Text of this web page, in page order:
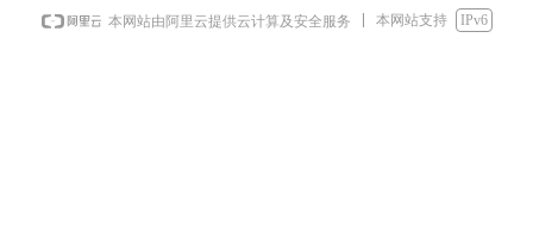
本网站由阿里云提供云计算及安全服务 本网站支持 IPv6